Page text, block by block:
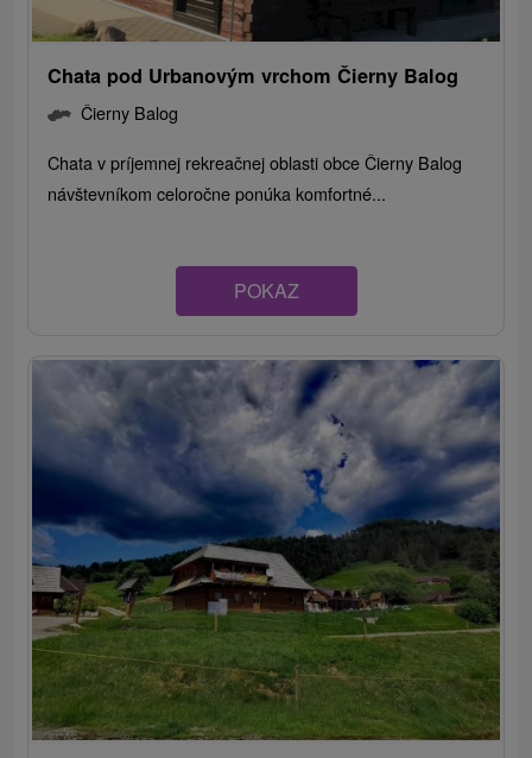
Chata pod Urbanovým vrchom Čierny Balog
Čierny Balog
Chata v príjemnej rekreačnej oblasti obce Čierny Balog
návštevníkom celoročne ponúka komfortné...
POKAZ